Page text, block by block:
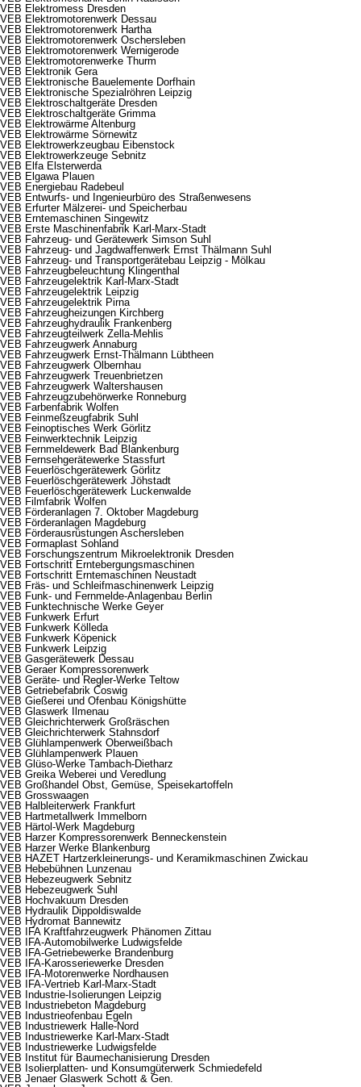
VEB Elektromess Dresden
VEB Elektromotorenwerk Dessau
VEB Elektromotorenwerk Hartha
VEB Elektromotorenwerk Oschersleben
VEB Elektromotorenwerk Wernigerode
VEB Elektromotorenwerke Thurm
VEB Elektronik Gera
VEB Elektronische Bauelemente Dorfhain
VEB Elektronische Spezialröhren Leipzig
VEB Elektroschaltgeräte Dresden
VEB Elektroschaltgeräte Grimma
VEB Elektrowärme Altenburg
VEB Elektrowärme Sörnewitz
VEB Elektrowerkzeugbau Eibenstock
VEB Elektrowerkzeuge Sebnitz
VEB Elfa Elsterwerda
VEB Elgawa Plauen
VEB Energiebau Radebeul
VEB Entwurfs- und Ingenieurbüro des Straßenwesens
VEB Erfurter Mälzerei- und Speicherbau
VEB Erntemaschinen Singewitz
VEB Erste Maschinenfabrik Karl-Marx-Stadt
VEB Fahrzeug- und Gerätewerk Simson Suhl
VEB Fahrzeug- und Jagdwaffenwerk Ernst Thälmann Suhl
VEB Fahrzeug- und Transportgerätebau Leipzig - Mölkau
VEB Fahrzeugbeleuchtung Klingenthal
VEB Fahrzeugelektrik Karl-Marx-Stadt
VEB Fahrzeugelektrik Leipzig
VEB Fahrzeugelektrik Pirna
VEB Fahrzeugheizungen Kirchberg
VEB Fahrzeughydraulik Frankenberg
VEB Fahrzeugteilwerk Zella-Mehlis
VEB Fahrzeugwerk Annaburg
VEB Fahrzeugwerk Ernst-Thälmann Lübtheen
VEB Fahrzeugwerk Olbernhau
VEB Fahrzeugwerk Treuenbrietzen
VEB Fahrzeugwerk Waltershausen
VEB Fahrzeugzubehörwerke Ronneburg
VEB Farbenfabrik Wolfen
VEB Feinmeßzeugfabrik Suhl
VEB Feinoptisches Werk Görlitz
VEB Feinwerktechnik Leipzig
VEB Fernmeldewerk Bad Blankenburg
VEB Fernsehgerätewerke Stassfurt
VEB Feuerlöschgerätewerk Görlitz
VEB Feuerlöschgerätewerk Jöhstadt
VEB Feuerlöschgerätewerk Luckenwalde
VEB Filmfabrik Wolfen
VEB Förderanlagen 7. Oktober Magdeburg
VEB Förderanlagen Magdeburg
VEB Förderausrüstungen Aschersleben
VEB Formaplast Sohland
VEB Forschungszentrum Mikroelektronik Dresden
VEB Fortschritt Erntebergungsmaschinen
VEB Fortschritt Erntemaschinen Neustadt
VEB Fräs- und Schleifmaschinenwerk Leipzig
VEB Funk- und Fernmelde-Anlagenbau Berlin
VEB Funktechnische Werke Geyer
VEB Funkwerk Erfurt
VEB Funkwerk Kölleda
VEB Funkwerk Köpenick
VEB Funkwerk Leipzig
VEB Gasgerätewerk Dessau
VEB Geraer Kompressorenwerk
VEB Geräte- und Regler-Werke Teltow
VEB Getriebefabrik Coswig
VEB Gießerei und Ofenbau Königshütte
VEB Glaswerk Ilmenau
VEB Gleichrichterwerk Großräschen
VEB Gleichrichterwerk Stahnsdorf
VEB Glühlampenwerk Oberweißbach
VEB Glühlampenwerk Plauen
VEB Glüso-Werke Tambach-Dietharz
VEB Greika Weberei und Veredlung
VEB Großhandel Obst, Gemüse, Speisekartoffeln
VEB Grosswaagen
VEB Halbleiterwerk Frankfurt
VEB Hartmetallwerk Immelborn
VEB Härtol-Werk Magdeburg
VEB Harzer Kompressorenwerk Benneckenstein
VEB Harzer Werke Blankenburg
VEB HAZET Hartzerkleinerungs- und Keramikmaschinen Zwickau
VEB Hebebühnen Lunzenau
VEB Hebezeugwerk Sebnitz
VEB Hebezeugwerk Suhl
VEB Hochvakuum Dresden
VEB Hydraulik Dippoldiswalde
VEB Hydromat Bannewitz
VEB IFA Kraftfahrzeugwerk Phänomen Zittau
VEB IFA-Automobilwerke Ludwigsfelde
VEB IFA-Getriebewerke Brandenburg
VEB IFA-Karosseriewerke Dresden
VEB IFA-Motorenwerke Nordhausen
VEB IFA-Vertrieb Karl-Marx-Stadt
VEB Industrie-Isolierungen Leipzig
VEB Industriebeton Magdeburg
VEB Industrieofenbau Egeln
VEB Industriewerk Halle-Nord
VEB Industriewerke Karl-Marx-Stadt
VEB Industriewerke Ludwigsfelde
VEB Institut für Baumechanisierung Dresden
VEB Isolierplatten- und Konsumgüterwerk Schmiedefeld
VEB Jenaer Glaswerk Schott & Gen.